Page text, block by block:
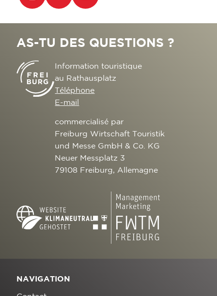
AS-TU DES QUESTIONS ?
Information touristique
au Rathausplatz
Téléphone
E-mail
commercialisé par
Freiburg Wirtschaft Touristik
und Messe GmbH & Co. KG
Neuer Messplatz 3
79108 Freiburg, Allemagne
NAVIGATION